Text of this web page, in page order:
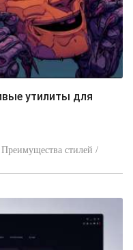
стилей /